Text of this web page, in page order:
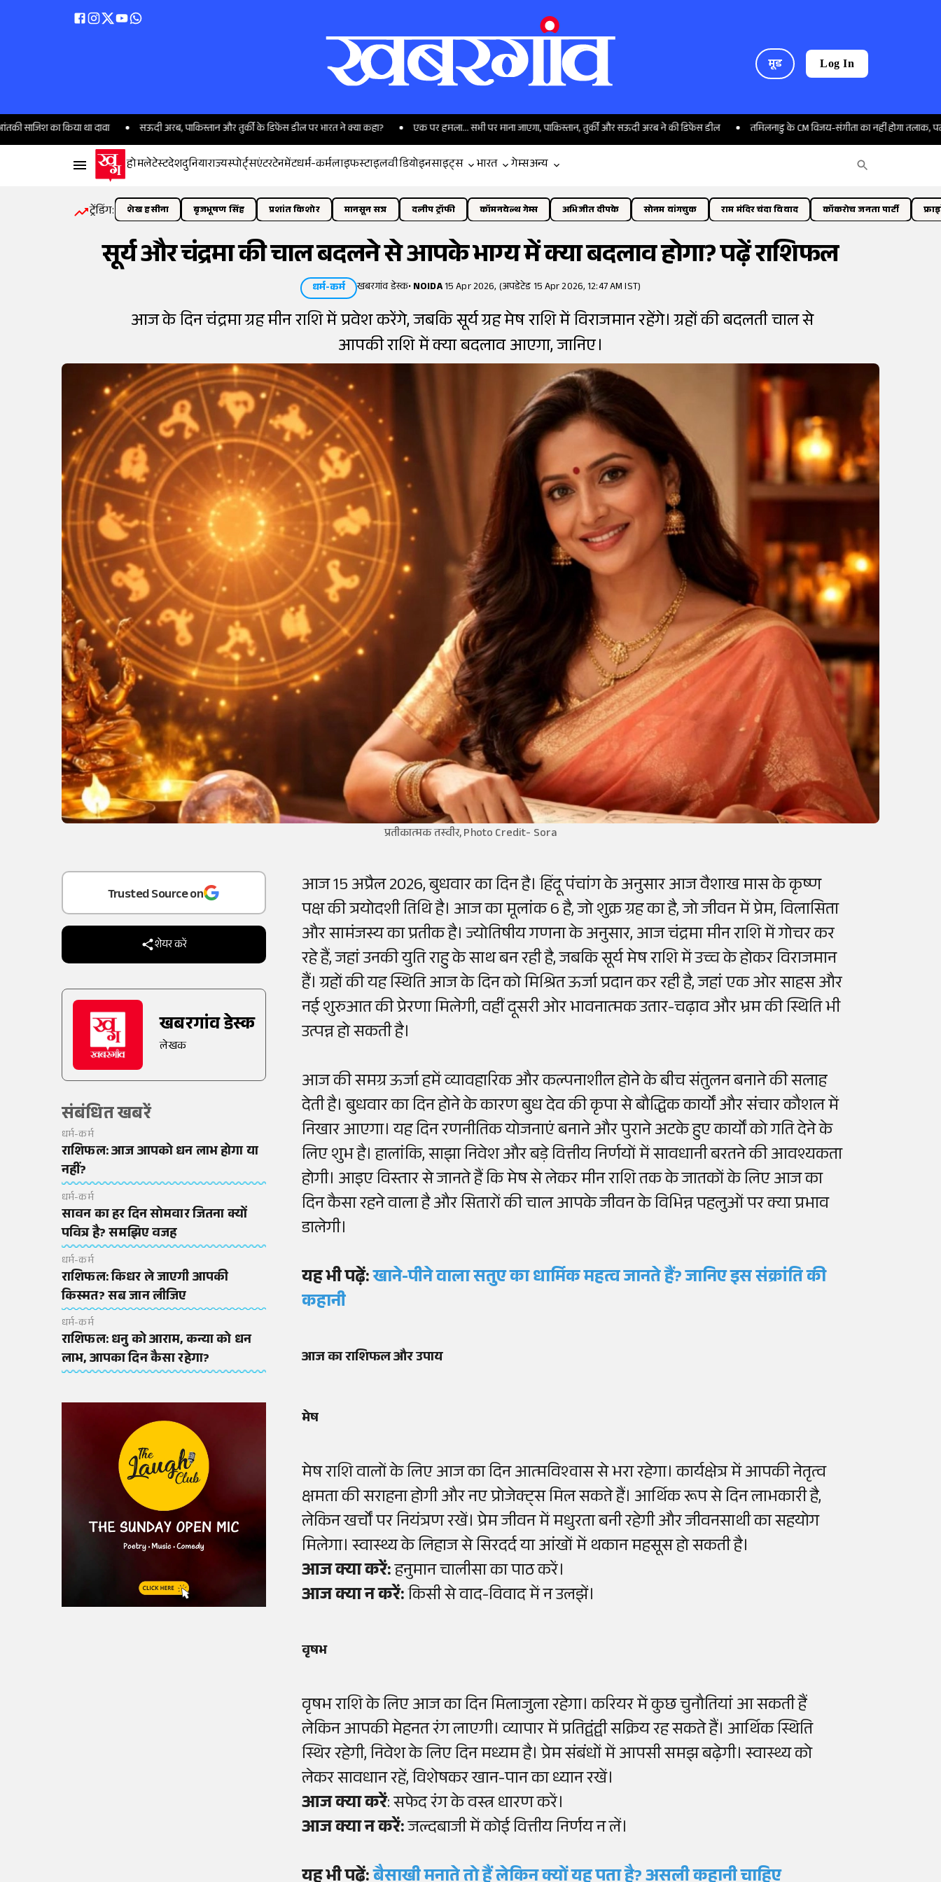
मूड Log In
किया था दावा सऊदी अरब, पाकिस्तान और तुर्की के डिफेंस डील पर भारत ने क्या कहा? एक पर हमला... सभी पर माना जाएगा, पाकिस्तान, तुर्की और सऊदी अरब ने की डिफेंस डील तमिलनाडु के CM विजय-संगीता का नहीं होगा तलाक, पत्नी ने
होमलेटेस्टदेशदुनियाराज्यस्पोर्ट्सएंटरटेनमेंटधर्म-कर्मलाइफस्टाइलवीडियोइनसाइट्स भारत गेम्सअन्य
ट्रेंडिंग: शेख हसीना बृजभूषण सिंह प्रशांत किशोर मानसून सत्र दलीप ट्रॉफी कॉमनवेल्थ गेम्स अभिजीत दीपके सोनम वांगचुक राम मंदिर चंदा विवाद कॉकरोच जनता पार्टी
सूर्य और चंद्रमा की चाल बदलने से आपके भाग्य में क्या बदलाव होगा? पढ़ें राशिफल
धर्म-कर्म खबरगांव डेस्क•NOIDA15 Apr 2026, (अपडेटेड 15 Apr 2026, 12:47 AM IST)
आज के दिन चंद्रमा ग्रह मीन राशि में प्रवेश करेंगे, जबकि सूर्य ग्रह मेष राशि में विराजमान रहेंगे। ग्रहों की बदलती चाल से
आपकी राशि में क्या बदलाव आएगा, जानिए।
प्रतीकात्मक तस्वीर, Photo Credit- Sora
Add
as a
Trusted Source on
शेयर करें
खबरगांव डेस्क
लेखक
संबंधित खबरें
धर्म-कर्म
राशिफल: आज आपको धन लाभ होगा या
नहीं?
धर्म-कर्म
सावन का हर दिन सोमवार जितना क्यों
पवित्र है? समझिए वजह
धर्म-कर्म
राशिफल: किधर ले जाएगी आपकी
किस्मत? सब जान लीजिए
धर्म-कर्म
राशिफल: धनु को आराम, कन्या को धन
लाभ, आपका दिन कैसा रहेगा?
आज 15 अप्रैल 2026, बुधवार का दिन है। हिंदू पंचांग के अनुसार आज वैशाख मास के कृष्ण
पक्ष की त्रयोदशी तिथि है। आज का मूलांक 6 है, जो शुक्र ग्रह का है, जो जीवन में प्रेम, विलासिता
और सामंजस्य का प्रतीक है। ज्योतिषीय गणना के अनुसार, आज चंद्रमा मीन राशि में गोचर कर
रहे हैं, जहां उनकी युति राहु के साथ बन रही है, जबकि सूर्य मेष राशि में उच्च के होकर विराजमान
हैं। ग्रहों की यह स्थिति आज के दिन को मिश्रित ऊर्जा प्रदान कर रही है, जहां एक ओर साहस और
नई शुरुआत की प्रेरणा मिलेगी, वहीं दूसरी ओर भावनात्मक उतार-चढ़ाव और भ्रम की स्थिति भी
उत्पन्न हो सकती है।
आज की समग्र ऊर्जा हमें व्यावहारिक और कल्पनाशील होने के बीच संतुलन बनाने की सलाह
देती है। बुधवार का दिन होने के कारण बुध देव की कृपा से बौद्धिक कार्यों और संचार कौशल में
निखार आएगा। यह दिन रणनीतिक योजनाएं बनाने और पुराने अटके हुए कार्यों को गति देने के
लिए शुभ है। हालांकि, साझा निवेश और बड़े वित्तीय निर्णयों में सावधानी बरतने की आवश्यकता
होगी। आइए विस्तार से जानते हैं कि मेष से लेकर मीन राशि तक के जातकों के लिए आज का
दिन कैसा रहने वाला है और सितारों की चाल आपके जीवन के विभिन्न पहलुओं पर क्या प्रभाव
डालेगी।
यह भी पढ़ें:खाने-पीने वाला सतुए का धार्मिक महत्व जानते हैं? जानिए इस संक्रांति की
कहानी
आज का राशिफल और उपाय
मेष
मेष राशि वालों के लिए आज का दिन आत्मविश्वास से भरा रहेगा। कार्यक्षेत्र में आपकी नेतृत्व
क्षमता की सराहना होगी और नए प्रोजेक्ट्स मिल सकते हैं। आर्थिक रूप से दिन लाभकारी है,
लेकिन खर्चों पर नियंत्रण रखें। प्रेम जीवन में मधुरता बनी रहेगी और जीवनसाथी का सहयोग
मिलेगा। स्वास्थ्य के लिहाज से सिरदर्द या आंखों में थकान महसूस हो सकती है।
आज क्या करें:हनुमान चालीसा का पाठ करें।
आज क्या न करें:किसी से वाद-विवाद में न उलझें।
वृषभ
वृषभ राशि के लिए आज का दिन मिलाजुला रहेगा। करियर में कुछ चुनौतियां आ सकती हैं
लेकिन आपकी मेहनत रंग लाएगी। व्यापार में प्रतिद्वंद्वी सक्रिय रह सकते हैं। आर्थिक स्थिति
स्थिर रहेगी, निवेश के लिए दिन मध्यम है। प्रेम संबंधों में आपसी समझ बढ़ेगी। स्वास्थ्य को
लेकर सावधान रहें, विशेषकर खान-पान का ध्यान रखें।
आज क्या करें: सफेद रंग के वस्त्र धारण करें।
आज क्या न करें:जल्दबाजी में कोई वित्तीय निर्णय न लें।